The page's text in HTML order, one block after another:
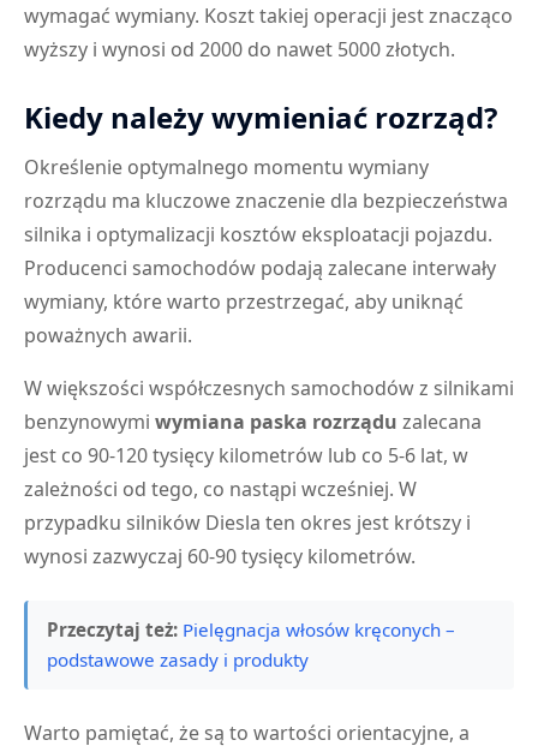
wymagać wymiany. Koszt takiej operacji jest znacząco
wyższy i wynosi od 2000 do nawet 5000 złotych.
Kiedy należy wymieniać rozrząd?
Określenie optymalnego momentu wymiany
rozrządu ma kluczowe znaczenie dla bezpieczeństwa
silnika i optymalizacji kosztów eksploatacji pojazdu.
Producenci samochodów podają zalecane interwały
wymiany, które warto przestrzegać, aby uniknąć
poważnych awarii.
W większości współczesnych samochodów z silnikami
benzynowymi wymiana paska rozrządu zalecana
jest co 90-120 tysięcy kilometrów lub co 5-6 lat, w
zależności od tego, co nastąpi wcześniej. W
przypadku silników Diesla ten okres jest krótszy i
wynosi zazwyczaj 60-90 tysięcy kilometrów.
Przeczytaj też: Pielęgnacja włosów kręconych –
podstawowe zasady i produkty
Warto pamiętać, że są to wartości orientacyjne, a